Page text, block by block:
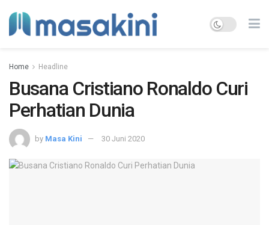
Home Headline
Busana Cristiano Ronaldo Curi
Perhatian Dunia
by Masa Kini 30 Juni 2020